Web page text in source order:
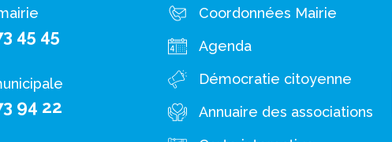
45 45
94 22
Coordonnées Mairie
Agenda
Démocratie citoyenne
Annuaire des associations